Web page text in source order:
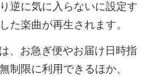
逆に気に入らないに設定す
た楽曲が再生されます。
、お急ぎ便やお届け日時指
制限に利用できるほか、